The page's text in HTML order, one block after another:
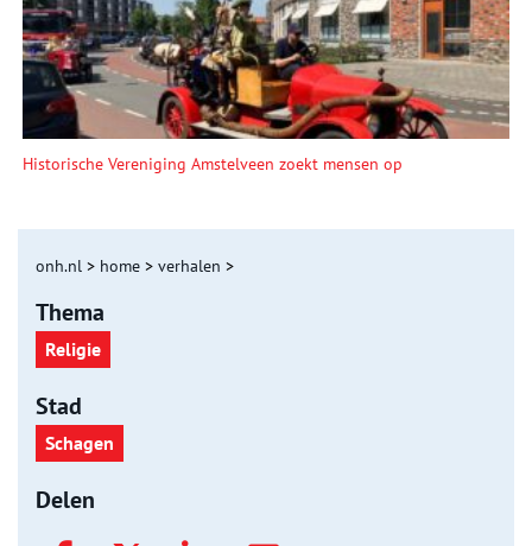
Historische Vereniging Amstelveen zoekt mensen op
onh.nl > home > verhalen >
Thema
Religie
Stad
Schagen
Delen